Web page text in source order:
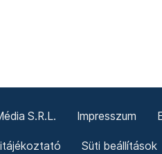
S.R.L. Impresszum
Süti beállítások